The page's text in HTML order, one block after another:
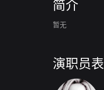
简介
暂无
演职员表